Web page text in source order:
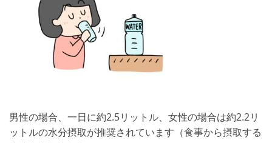
男性の場合、一日に約2.5リットル、女性の場合は約2.2リ
ットルの水分摂取が推奨されています（食事から摂取する